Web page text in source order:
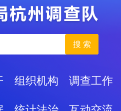
搜 索
组织机构 调查工作